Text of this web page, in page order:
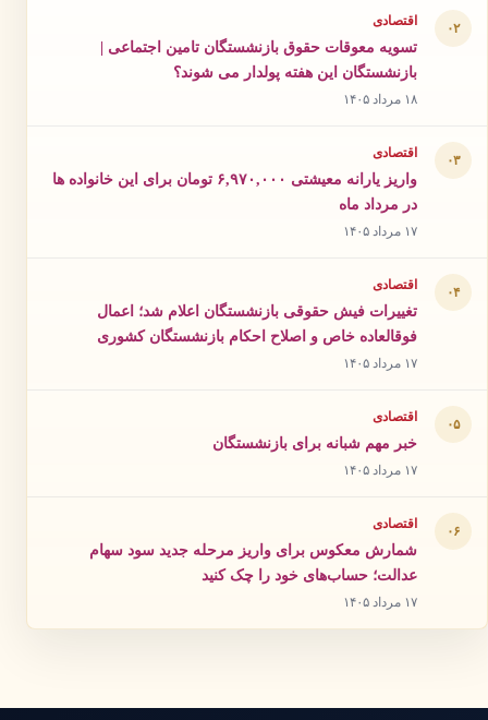
۰۲ اقتصادی
تسویه معوقات حقوق بازنشستگان تامین اجتماعی |
بازنشستگان این هفته پولدار می شوند؟
۱۸ مرداد ۱۴۰۵
۰۳ اقتصادی
واریز یارانه معیشتی ۶,۹۷۰,۰۰۰ تومان برای این خانواده ها
در مرداد ماه
۱۷ مرداد ۱۴۰۵
۰۴ اقتصادی
تغییرات فیش حقوقی بازنشستگان اعلام شد؛ اعمال
فوقالعاده خاص و اصلاح احکام بازنشستگان کشوری
۱۷ مرداد ۱۴۰۵
۰۵ اقتصادی
خبر مهم شبانه برای بازنشستگان
۱۷ مرداد ۱۴۰۵
۰۶ اقتصادی
شمارش معکوس برای واریز مرحله جدید سود سهام
عدالت؛ حساب‌های خود را چک کنید
۱۷ مرداد ۱۴۰۵